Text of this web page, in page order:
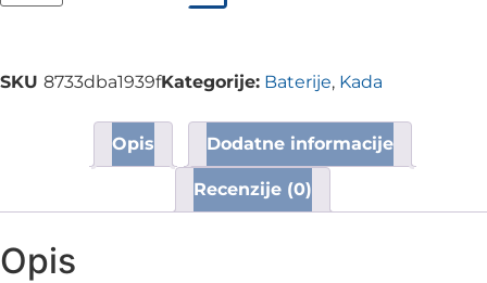
SKU 8733dba1939fKategorije: Baterije, Kada
Opis Dodatne informacije
Recenzije (0)
Opis